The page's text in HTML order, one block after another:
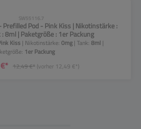
SW55116.7
Pod - Pink Kiss | Nikotinstärke :
: 8ml | Paketgröße : 1er Packung
Kiss | Nikotinstärke: 0mg | Tank: 8ml |
1er Packung
12,49 €* (vorher 12,49 €*)